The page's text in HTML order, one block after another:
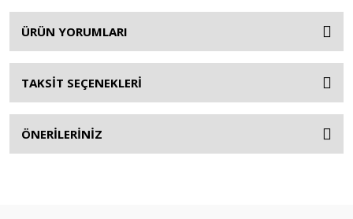
ÜRÜN YORUMLARI
TAKSİT SEÇENEKLERİ
ÖNERİLERİNİZ